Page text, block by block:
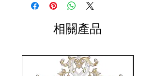
相關產品